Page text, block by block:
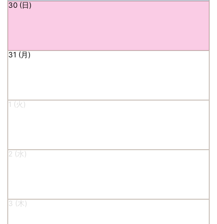
30
31
1
2
3